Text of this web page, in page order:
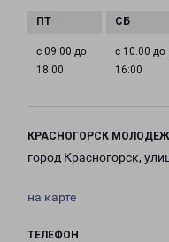
с 09:00 до
18:00
с 10:00 до
16:00
КРАСНОГОРСК
город Красногорск,
на карте
ТЕЛЕФОН